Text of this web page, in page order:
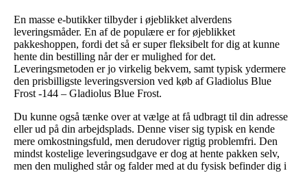
En masse e-butikker tilbyder i øjeblikket alverdens
leveringsmåder. En af de populære er for øjeblikket
pakkeshoppen, fordi det så er super fleksibelt for dig at kunne
hente din bestilling når der er mulighed for det.
Leveringsmetoden er jo virkelig bekvem, samt typisk ydermere
den prisbilligste leveringsversion ved køb af Gladiolus Blue
Frost -144 – Gladiolus Blue Frost.
Du kunne også tænke over at vælge at få udbragt til din adresse
eller ud på din arbejdsplads. Denne viser sig typisk en kende
mere omkostningsfuld, men derudover rigtig problemfri. Den
mindst kostelige leveringsudgave er dog at hente pakken selv,
men den mulighed står og falder med at du fysisk befinder dig i